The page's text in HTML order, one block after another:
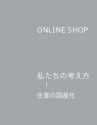
ONLINE SHOP
私たちの考え方
生薬の国産化